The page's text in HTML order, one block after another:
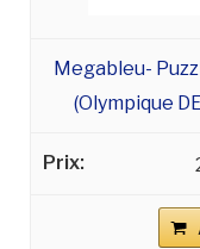
Megableu-
(Olympique